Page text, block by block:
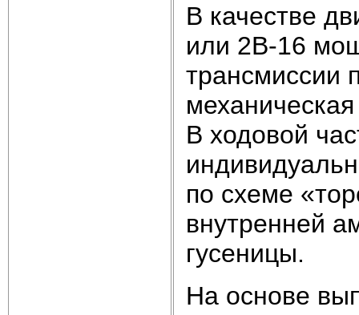
В качестве
или 2В-16
трансмиссии
В ходовой
по схеме
внутренней
гусеницы.
На основе